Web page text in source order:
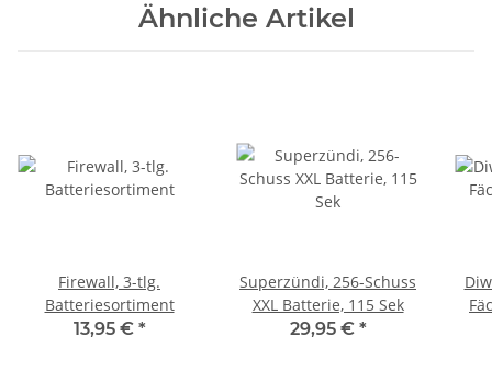
Ähnliche Artikel
Firewall, 3-tlg.
Batteriesortiment
13,95 € *
Superzündi, 256-Schuss
XXL Batterie, 115 Sek
29,95 € *